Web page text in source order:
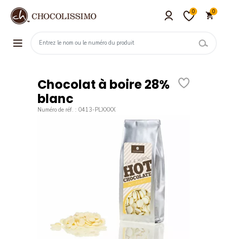
0 0
Chocolat à boire 28%
blanc
Numéro de réf. : 0413-PLXXXX